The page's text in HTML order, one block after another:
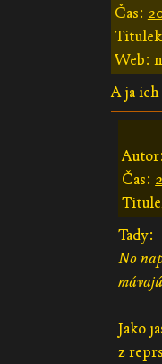
Čas:
Web:
A ja
Čas:
Tady:
No
Jako
z